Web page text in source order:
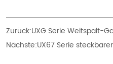
Zurück:UXG Serie Weitspalt-
Nächste:UX67 Serie